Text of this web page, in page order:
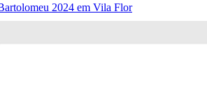
2024 em Vila Flor